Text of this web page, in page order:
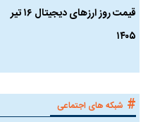
قیمت روز ارز‌های دیجیتال ۱۶ تیر
۱۴۰۵
# شبکه های اجتماعی